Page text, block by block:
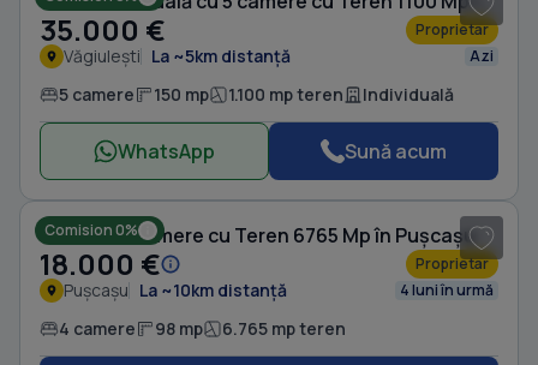
35.000 € Proprietar
Văgiulești La ~5km distanță Azi
5 camere 150 mp 1.100 mp teren Individuală
WhatsApp Sună acum
Comision 0%
Casă cu 4 camere cu Teren 6765 Mp în Pușcașu
18.000 € Proprietar
Pușcașu La ~10km distanță 4 luni în urmă
4 camere 98 mp 6.765 mp teren